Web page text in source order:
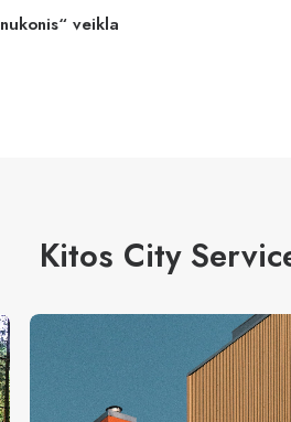
veikla
Kitos City